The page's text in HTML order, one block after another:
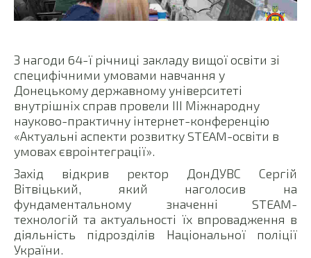
З нагоди 64-ї річниці закладу вищої освіти зі
специфічними умовами навчання у
Донецькому державному університеті
внутрішніх справ провели ІІІ Міжнародну
науково-практичну інтернет-конференцію
«Актуальні аспекти розвитку STEAM-освіти в
умовах євроінтеграції».
Захід відкрив ректор ДонДУВС Сергій
Вітвіцький, який наголосив на
фундаментальному значенні STEAM-
технологій та актуальності їх впровадження в
діяльність підрозділів Національної поліції
України.